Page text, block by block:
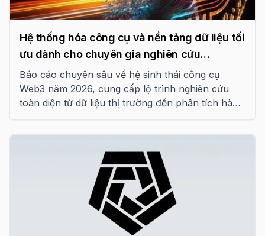
Hệ thống hóa công cụ và nền tảng dữ liệu tối
ưu dành cho chuyên gia nghiên cứu
Blockchain năm 2026
Báo cáo chuyên sâu về hệ sinh thái công cụ
Web3 năm 2026, cung cấp lộ trình nghiên cứu
toàn diện từ dữ liệu thị trường đến phân tích hành